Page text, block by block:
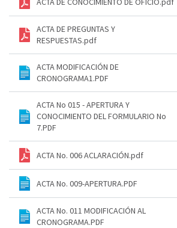
ACTA DE PREGUNTAS Y
RESPUESTAS.pdf
ACTA MODIFICACIÓN DE
CRONOGRAMA1.PDF
ACTA No 015 - APERTURA Y
CONOCIMIENTO DEL FORMULARIO No
7.PDF
ACTA No. 006 ACLARACIÓN.pdf
ACTA No. 009-APERTURA.PDF
ACTA No. 011 MODIFICACIÓN AL
CRONOGRAMA.PDF